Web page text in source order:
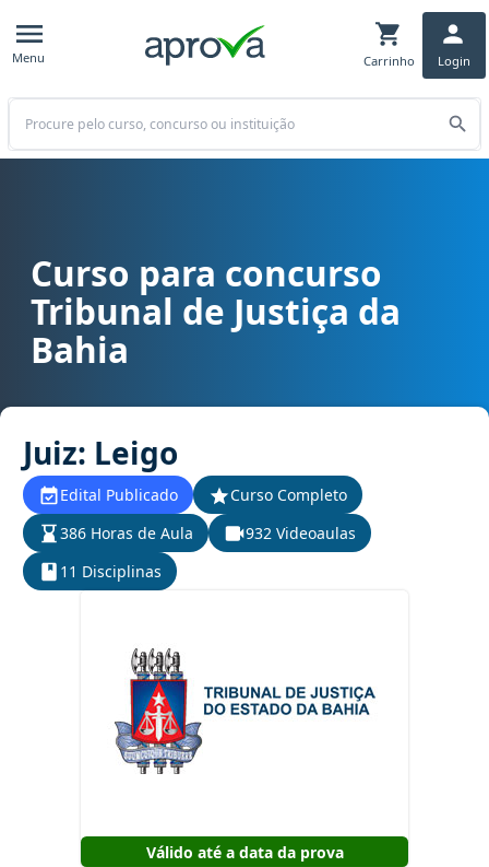
Menu Carrinho Login
Buscar
Curso para concurso TJ BA - Tribunal de Justiça da Bahia cargo
Curso para concurso
Tribunal de Justiça da
Bahia
Juiz: Leigo
Edital Publicado
Curso Completo
386 Horas de Aula
932 Videoaulas
11 Disciplinas
Válido até a data da prova